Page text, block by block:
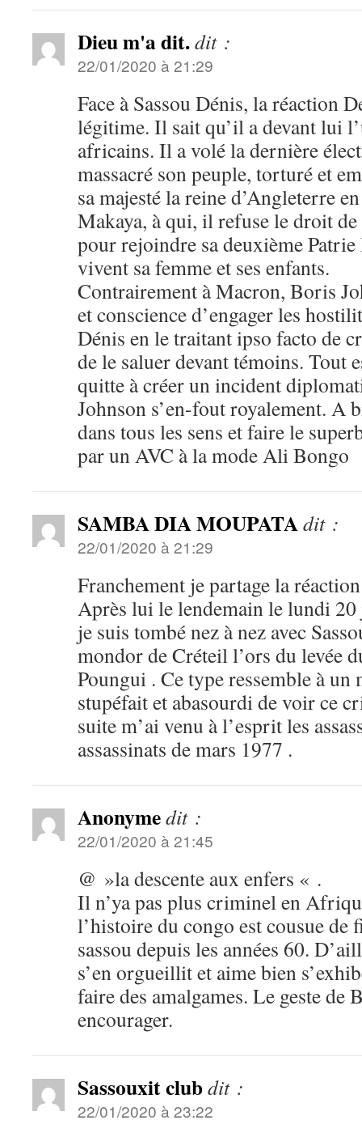
Dieu m'a dit.dit :
22/01/2020 à 21:29
Face à Sassou Dénis, la réaction
légitime. Il sait qu’il a devant lui
africains. Il a volé la dernière
massacré son peuple, torturé et
sa majesté la reine d’Angleterre
Makaya, à qui, il refuse le droit
pour rejoindre sa deuxième
vivent sa femme et ses enfants.
Contrairement à Macron, Boris
et conscience d’engager les
Dénis en le traitant ipso facto de
de le saluer devant témoins. Tout
quitte à créer un incident
Johnson s’en-fout royalement. A
dans tous les sens et faire le
par un AVC à la mode Ali Bongo
SAMBA DIA MOUPATAdit :
22/01/2020 à 21:29
Franchement je partage la
Après lui le lendemain le lundi
je suis tombé nez à nez avec
mondor de Créteil l’ors du levée
Poungui . Ce type ressemble à un
stupéfait et abasourdi de voir ce
suite m’ai venu à l’esprit les
assassinats de mars 1977 .
Anonymedit :
22/01/2020 à 21:45
@ »la descente aux enfers « .
Il n’ya pas plus criminel en
l’histoire du congo est cousue de
sassou depuis les années 60.
s’en orgueillit et aime bien
faire des amalgames. Le geste de
encourager.
Sassouxit clubdit :
22/01/2020 à 23:22